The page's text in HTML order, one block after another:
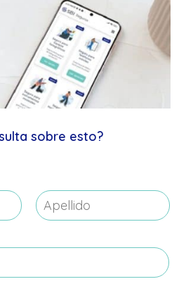
sobre esto?